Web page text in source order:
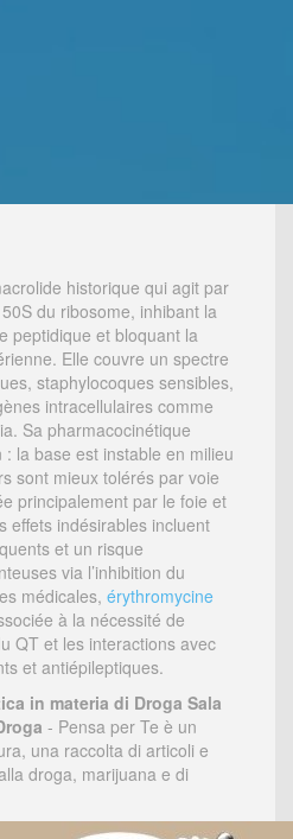
historique qui agit par
du ribosome, inhibant la
peptidique et bloquant la
Elle couvre un spectre
staphylocoques sensibles,
intracellulaires comme
Sa pharmacocinétique
la base est instable en milieu
sont mieux tolérés par voie
principalement par le foie et
effets indésirables incluent
et un risque
via l’inhibition du
médicales, érythromycine
à la nécessité de
QT et les interactions avec
et antiépileptiques.
in materia di Droga Sala
- Pensa per Te è un
una raccolta di articoli e
droga, marijuana e di